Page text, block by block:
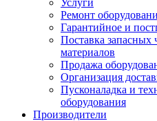
Услуги
Ремонт
Гарантийное и
Поставка запасных
материалов
Продажа
Организация
Пусконаладка и
оборудования
Производители